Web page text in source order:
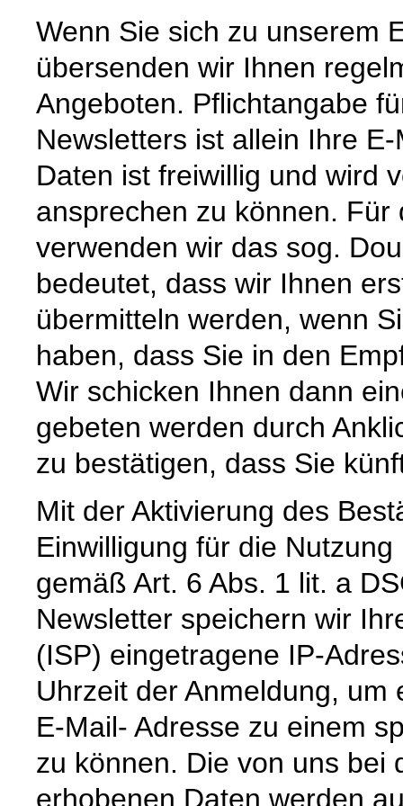
Wenn Sie sich zu unserem
übersenden wir Ihnen
Angeboten. Pflichtangabe
Newsletters ist allein Ihre
Daten ist freiwillig und wird
ansprechen zu können.
verwenden wir das sog.
bedeutet, dass wir Ihnen
übermitteln werden, wenn
haben, dass Sie in den
Wir schicken Ihnen dann
gebeten werden durch
zu bestätigen, dass Sie
Mit der Aktivierung des
Einwilligung für die
gemäß Art. 6 Abs. 1 lit. a
Newsletter speichern wir
(ISP) eingetragene IP-
Uhrzeit der Anmeldung,
E-Mail- Adresse zu einem
zu können. Die von uns bei
erhobenen Daten werden